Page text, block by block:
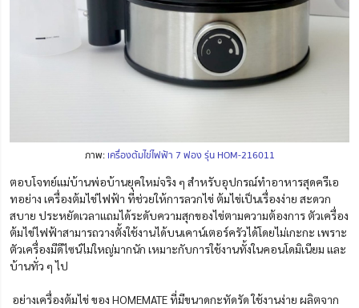
ภาพ: เครื่องต้มไข่ไฟฟ้า 7 ฟอง รุ่น HOM-216011
ตอบโจทย์แม่บ้านพ่อบ้านยุคใหม่จริง ๆ สำหรับอุปกรณ์ทำอาหารสุดครีเอ
ทอย่าง เครื่องต้มไข่ไฟฟ้า ที่ช่วยให้การลวกไข่ ต้มไข่เป็นเรื่องง่าย สะดวก
สบาย ประหยัดเวลาแถมได้ระดับความสุกของไข่ตามความต้องการ ตัวเครื่อง
ต้มไข่ไฟฟ้าสามารถวางตั้งใช้งานได้บนเคาน์เตอร์ครัวได้โดยไม่เกะกะ เพราะ
ตัวเครื่องมีดีไซน์ไม่ใหญ่มากนัก เหมาะกับการใช้งานทั้งในคอนโดมิเนียม และ
บ้านทั่ว ๆ ไป
อย่างเครื่องต้มไข่ ของ HOMEMATE ที่มีขนาดกะทัดรัด ใช้งานง่าย ผลิตจาก